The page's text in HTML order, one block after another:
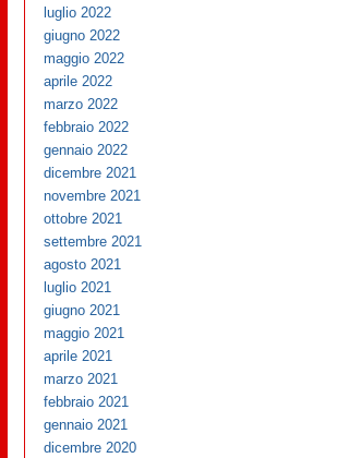
luglio 2022
giugno 2022
maggio 2022
aprile 2022
marzo 2022
febbraio 2022
gennaio 2022
dicembre 2021
novembre 2021
ottobre 2021
settembre 2021
agosto 2021
luglio 2021
giugno 2021
maggio 2021
aprile 2021
marzo 2021
febbraio 2021
gennaio 2021
dicembre 2020